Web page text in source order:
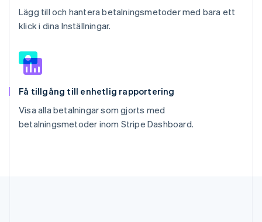
Lägg till och hantera betalningsmetoder med bara ett
klick i dina Inställningar.
Få tillgång till enhetlig rapportering
Visa alla betalningar som gjorts med
betalningsmetoder inom Stripe Dashboard.